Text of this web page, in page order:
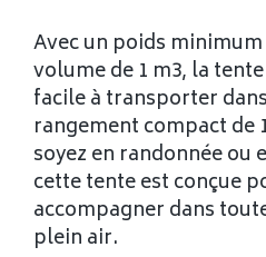
Avec un poids minimum
volume de 1 m3, la
facile à transporter
rangement compact de
soyez en randonnée ou
cette tente est conçue
accompagner dans
plein air.